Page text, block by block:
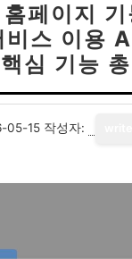
페이지
비스 이용
심 기능 총
05-15 작성자: